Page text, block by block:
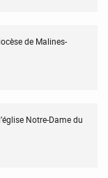
de Malines-
Notre-Dame du